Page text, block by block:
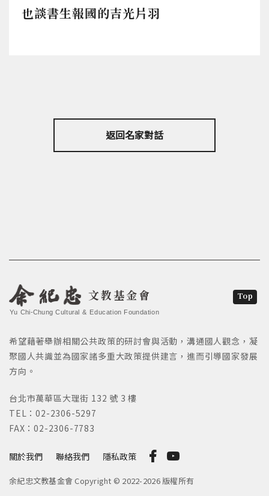
也談書生報國的吉光片羽
返回名家對話
文教基金會
Yu Chi-Chung Cultural & Education Foundation
關於我們 聯絡我們 隱私政策
希望藉著舉辦相關公共政策的研討會與活動，溝通國人觀念，凝
聚國人共識並為國家諸多重大政策提供建言，進而引導國家發展
方向。
台北市萬華區大理街 132 號 3 樓
TEL：02-2306-5297
FAX：02-2306-7783
余紀忠文教基金會 Copyright © 2022-2026 版權所有
Top